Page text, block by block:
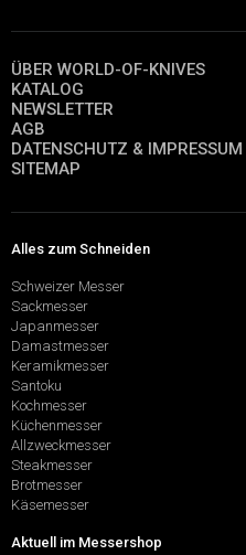
ÜBER WORLD-OF-KNIVES
KATALOG
NEWSLETTER
AGB
DATENSCHUTZ & IMPRESSUM
SITEMAP
Alles zum Schneiden
Schweizer Messer
Sackmesser
Japanmesser
Damastmesser
Keramikmesser
Santoku
Kochmesser
Küchenmesser
Allzweckmesser
Steakmesser
Brotmesser
Käsemesser
Aktuell im Messershop